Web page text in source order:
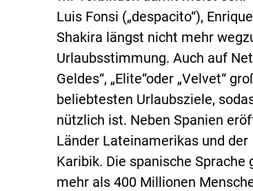
Luis Fonsi („despacito“),
Shakira längst nicht mehr
Urlaubsstimmung. Auch auf
Geldes“, „Elite“oder „Velvet“
beliebtesten Urlaubsziele,
nützlich ist. Neben Spanien
Länder Lateinamerikas und der
Karibik. Die spanische
mehr als 400 Millionen